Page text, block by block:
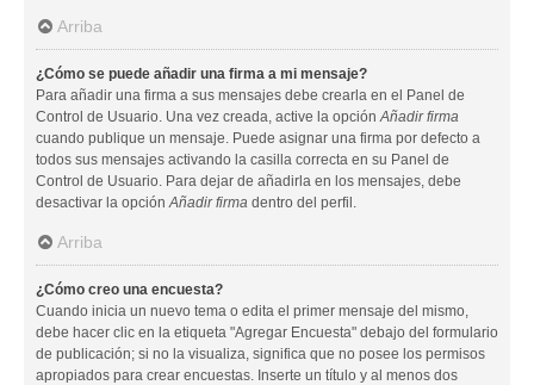
Arriba
¿Cómo se puede añadir una firma a mi mensaje?
Para añadir una firma a sus mensajes debe crearla en el Panel de
Control de Usuario. Una vez creada, active la opciónAñadir firma
cuando publique un mensaje. Puede asignar una firma por defecto a
todos sus mensajes activando la casilla correcta en su Panel de
Control de Usuario. Para dejar de añadirla en los mensajes, debe
desactivar la opciónAñadir firma dentro del perfil.
Arriba
¿Cómo creo una encuesta?
Cuando inicia un nuevo tema o edita el primer mensaje del mismo,
debe hacer clic en la etiqueta "Agregar Encuesta" debajo del formulario
de publicación; si no la visualiza, significa que no posee los permisos
apropiados para crear encuestas. Inserte un título y al menos dos